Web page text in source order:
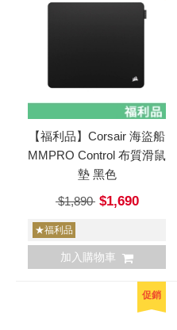
【福利品】Corsair 海盜船
MMPRO Control 布質滑鼠
墊 黑色
$1,890$1,690
★福利品
加入購物車
促銷